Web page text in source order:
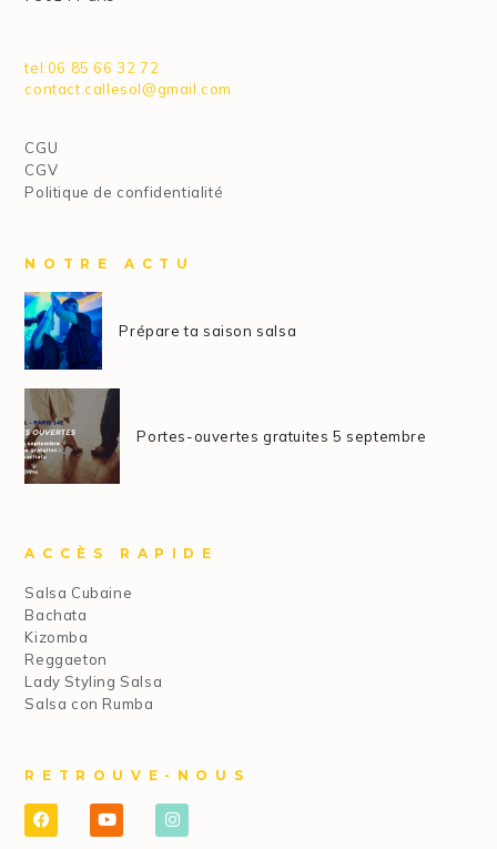
tel:06 85 66 32 72
contact.callesol@gmail.com
CGU
CGV
Politique de confidentialité
NOTRE ACTU
Prépare ta saison salsa
Portes-ouvertes gratuites 5 septembre
ACCÈS RAPIDE
Salsa Cubaine
Bachata
Kizomba
Reggaeton
Lady Styling Salsa
Salsa con Rumba
RETROUVE-NOUS